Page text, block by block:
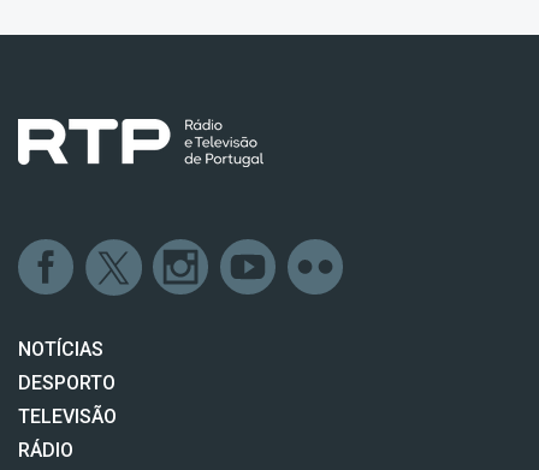
NOTÍCIAS
DESPORTO
TELEVISÃO
RÁDIO